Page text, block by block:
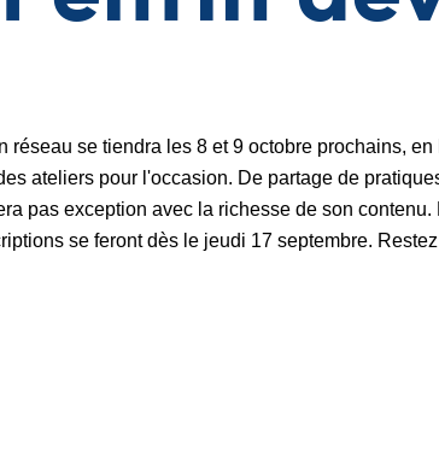
réseau se tiendra les 8 et 9 octobre prochains,
ateliers pour l'occasion. De partage de
pas exception avec la richesse de son
se feront dès le jeudi 17 septembre.